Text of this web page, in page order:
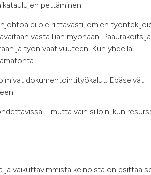
pettäminen.
ei ole riittävästi, omien
vasta liian myöhään.
ja työn vaativuuteen. Kun yhdellä
dokumentointityökalut. Epäselvät
– mutta vain silloin, kun
ja vaikuttavimmista keinoista on esittää